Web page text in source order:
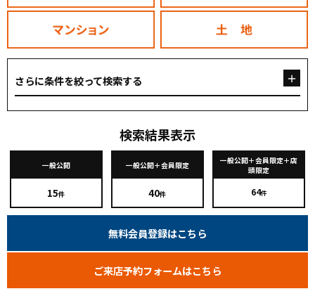
さらに条件を絞って検索する
検索結果表示
一般公開
15件
一般公開＋会員限定
40件
一般公開＋会員限定＋店
頭限定
64件
無料会員登録はこちら
ご来店予約フォームはこちら